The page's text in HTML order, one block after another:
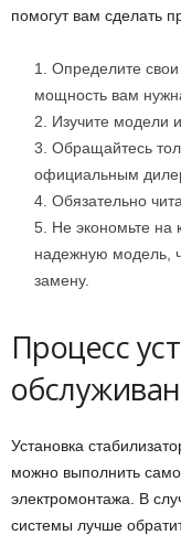
помогут вам сделать
Определите свои
мощность вам
Изучите модели
Обращайтесь
официальным
Обязательно
Не экономьте на
надежную модель,
замену.
Процесс
Установка
можно выполнить
электромонтажа. В
системы лучше